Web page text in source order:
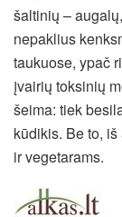
šaltinių –
nepaklius
taukuose, ypač
įvairių toksinių
šeima: tiek
kūdikis. Be to,
ir vegetarams.